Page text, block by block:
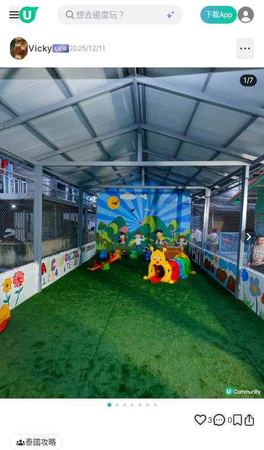
下載App
Vicky 2025/12/11
1/7
3 0
泰國攻略